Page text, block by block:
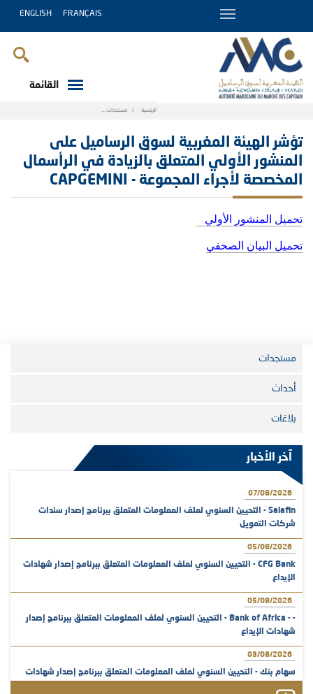
FRANÇAIS
ENGLISH
القائمة
الرئيسية مستجدات تؤشر الهيئة المغربية لسوق الرساميل على المنشور الأولي المتعلق بالزيادة في الرأسمال المخصصة لأجراء المجموعة - CAPGEMINI
تؤشر الهيئة المغربية لسوق الرساميل على
المنشور الأولي المتعلق بالزيادة في الرأسمال
المخصصة لأجراء المجموعة - CAPGEMINI
تحميل المنشور الأولي
تحميل البيان الصحفي
مستجدات
أحداث
بلاغات
آخر الأخبار
07/08/2026
Salafin - التحيين السنوي لملف المعلومات المتعلق ببرنامج إصدار سندات
شركات التمويل
05/08/2026
CFG Bank - التحيين السنوي لملف المعلومات المتعلق ببرنامج إصدار شهادات
الإيداع
05/08/2026
- - Bank of Africa - التحيين السنوي لملف المعلومات المتعلق ببرنامج إصدار
شهادات الإيداع
03/08/2026
سهام بنك - التحيين السنوي لملف المعلومات المتعلق ببرنامج إصدار شهادات